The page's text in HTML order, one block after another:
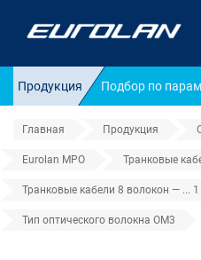
Продукция Подбор по
Главная Продукция
Eurolan MPO Транковые
Транковые кабели 8 волокон — ... 1
Тип оптического волокна OM3